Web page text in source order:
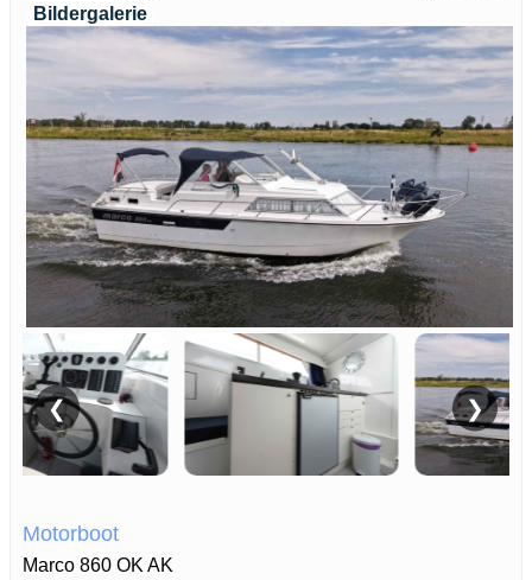
Bildergalerie
❮ ❯
Motorboot
Marco 860 OK AK